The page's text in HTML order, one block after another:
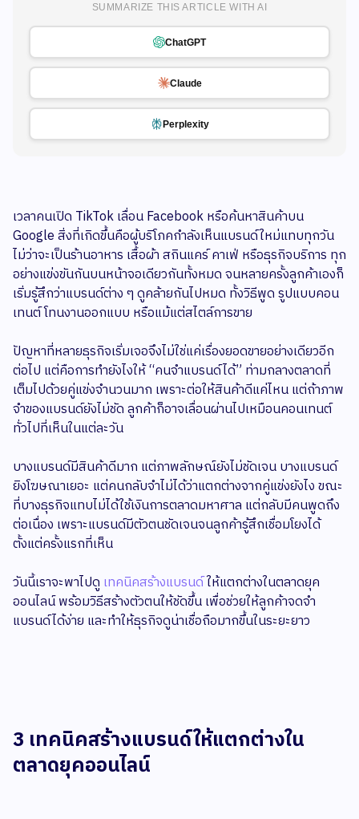
SUMMARIZE THIS ARTICLE WITH AI
ChatGPT
Claude
Perplexity
เวลาคนเปิด TikTok เลื่อน Facebook หรือค้นหาสินค้าบน
Google สิ่งที่เกิดขึ้นคือผู้บริโภคกำลังเห็นแบรนด์ใหม่แทบทุกวัน
ไม่ว่าจะเป็นร้านอาหาร เสื้อผ้า สกินแคร์ คาเฟ่ หรือธุรกิจบริการ ทุก
อย่างแข่งขันกันบนหน้าจอเดียวกันทั้งหมด จนหลายครั้งลูกค้าเองก็
เริ่มรู้สึกว่าแบรนด์ต่าง ๆ ดูคล้ายกันไปหมด ทั้งวิธีพูด รูปแบบคอน
เทนต์ โทนงานออกแบบ หรือแม้แต่สไตล์การขาย
ปัญหาที่หลายธุรกิจเริ่มเจอจึงไม่ใช่แค่เรื่องยอดขายอย่างเดียวอีก
ต่อไป แต่คือการทำยังไงให้ “คนจำแบรนด์ได้” ท่ามกลางตลาดที่
เต็มไปด้วยคู่แข่งจำนวนมาก เพราะต่อให้สินค้าดีแค่ไหน แต่ถ้าภาพ
จำของแบรนด์ยังไม่ชัด ลูกค้าก็อาจเลื่อนผ่านไปเหมือนคอนเทนต์
ทั่วไปที่เห็นในแต่ละวัน
บางแบรนด์มีสินค้าดีมาก แต่ภาพลักษณ์ยังไม่ชัดเจน บางแบรนด์
ยิงโฆษณาเยอะ แต่คนกลับจำไม่ได้ว่าแตกต่างจากคู่แข่งยังไง ขณะ
ที่บางธุรกิจแทบไม่ได้ใช้เงินการตลาดมหาศาล แต่กลับมีคนพูดถึง
ต่อเนื่อง เพราะแบรนด์มีตัวตนชัดเจนจนลูกค้ารู้สึกเชื่อมโยงได้
ตั้งแต่ครั้งแรกที่เห็น
วันนี้เราจะพาไปดู เทคนิคสร้างแบรนด์ให้แตกต่างในตลาดยุค
ออนไลน์ พร้อมวิธีสร้างตัวตนให้ชัดขึ้น เพื่อช่วยให้ลูกค้าจดจำ
แบรนด์ได้ง่าย และทำให้ธุรกิจดูน่าเชื่อถือมากขึ้นในระยะยาว
3 เทคนิคสร้างแบรนด์ให้แตกต่างใน
ตลาดยุคออนไลน์